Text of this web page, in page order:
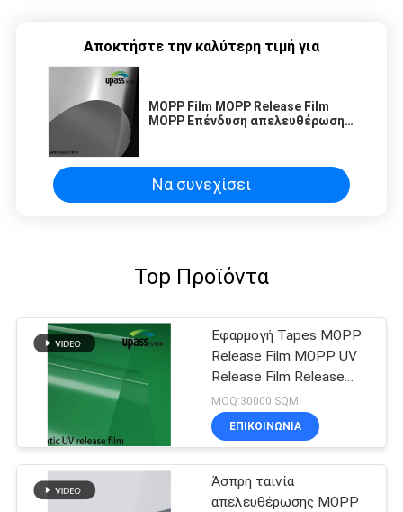
Αποκτήστε την καλύτερη τιμή για
MOPP Film MOPP Release Film
MOPP Επένδυση απελευθέρωσης
Να συνεχίσει
Top Προϊόντα
Εφαρμογή Tapes MOPP
Release Film MOPP UV
Release Film Release
Liner
MOQ:30000 SQM
ΕΠΙΚΟΙΝΩΝΊΑ
Άσπρη ταινία
απελευθέρωσης MOPP